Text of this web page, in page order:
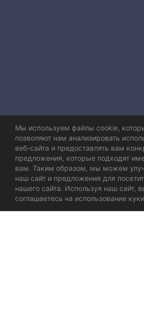
Мы используем файлы cookie,
позволяют нам анализировать
веб-сайта и предоставлять вам
предложения, которые подходят
вам. Таким образом, мы можем
наш сайт и предложения для
нашего сайта. Используя наш сайт,
соглашаетесь на использование